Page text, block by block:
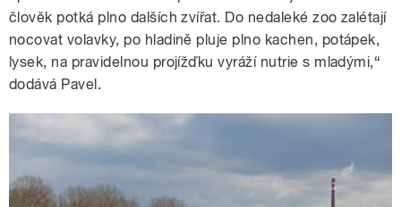
člověk potká plno dalších zvířat. Do nedaleké zoo zalétají
nocovat volavky, po hladině pluje plno kachen, potápek,
lysek, na pravidelnou projížďku vyráží nutrie s mladými,“
dodává Pavel.